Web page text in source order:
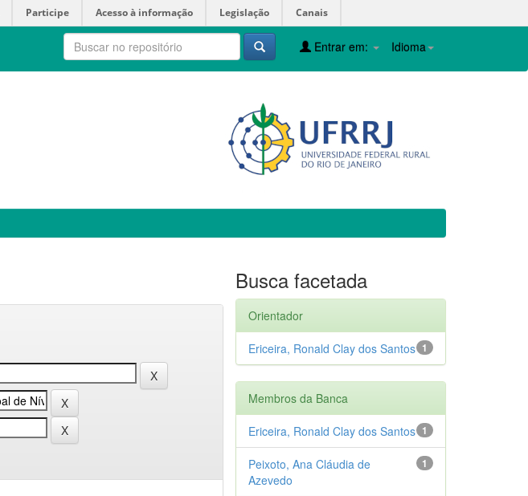
Participe Acesso à informação Legislação Canais
Idioma
Entrar em:
Busca facetada
Orientador
1
Ericeira, Ronald Clay dos Santos
Membros da Banca
1
Ericeira, Ronald Clay dos Santos
1
Peixoto, Ana Cláudia de
Azevedo